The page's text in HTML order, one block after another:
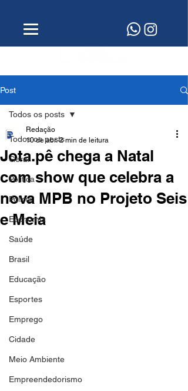
Post
Todos os posts
Geral
Política
Polícia
Economia
Saúde
Brasil
Educação
Esportes
Emprego
Cidade
Meio Ambiente
Empreendedorismo
Todos os posts
Jota.pê chega a Natal
com show que celebra a
nova MPB no Projeto Seis
e Meia
Redação
10 de abr. 2 min de leitura